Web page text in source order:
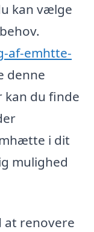
kan vælge
af-emhtte-
denne
kan du finde
i dit
mulighed
at renovere